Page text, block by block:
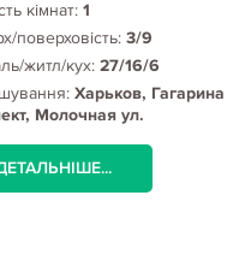
кімнат: 1
поверховість: 3/9
житл/кух: 27/16/6
Харьков, Гагарина
Молочная ул.